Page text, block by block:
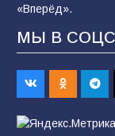
90
Батайским
«Вперёд».
МЫ В